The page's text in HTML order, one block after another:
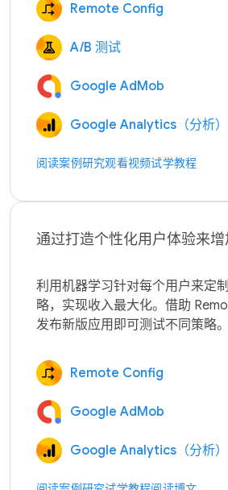
Remote Config
A/B 测试
Google AdMob
Google Analytics（分析）
阅读案例研究观看视频试学教程
通过打造个性化用户体验来
利用机器学习针对每个用户来定
略，实现收入最大化。借助
Remote Config
Google AdMob
Google Analytics（分析）